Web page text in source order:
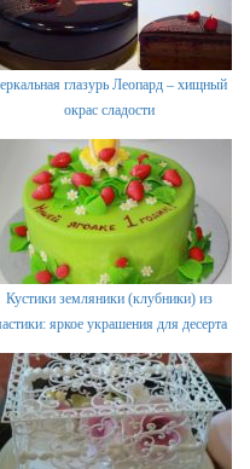
глазурь Леопард – хищный
окрас сладости
Кустики земляники (клубники) из
яркое украшения для десерта